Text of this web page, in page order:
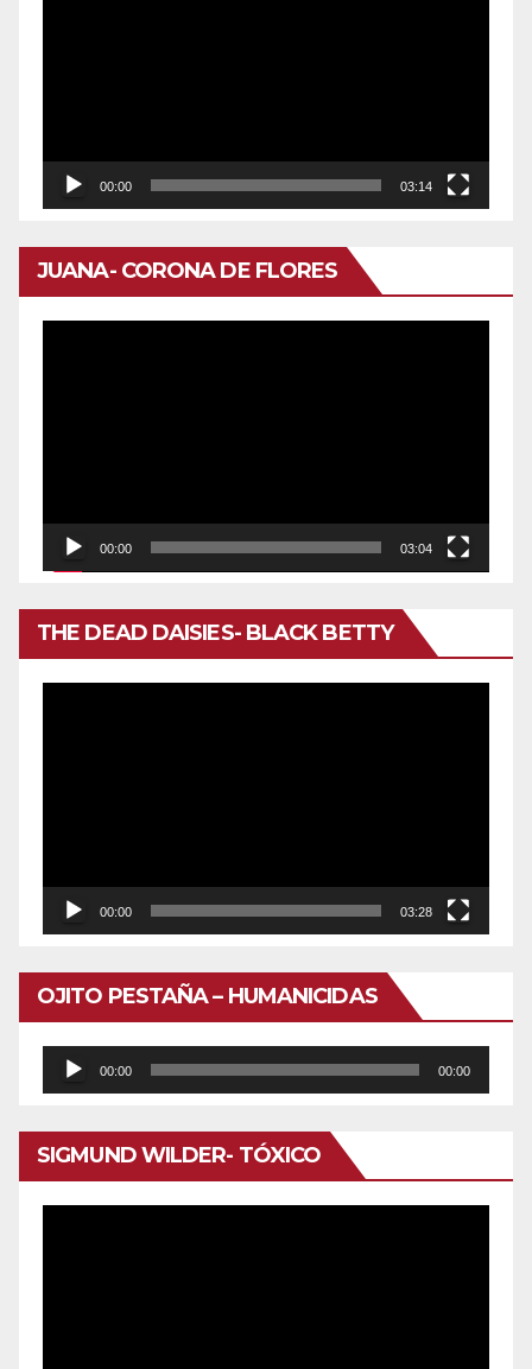
00:00 03:14
JUANA- CORONA DE FLORES
00:00 03:04
THE DEAD DAISIES- BLACK BETTY
00:00 03:28
OJITO PESTAÑA – HUMANICIDAS
Reproductor
de
audio
00:00 00:00
SIGMUND WILDER- TÓXICO